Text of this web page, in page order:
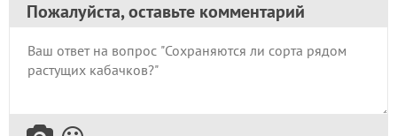
Пожалуйста, оставьте комментарий